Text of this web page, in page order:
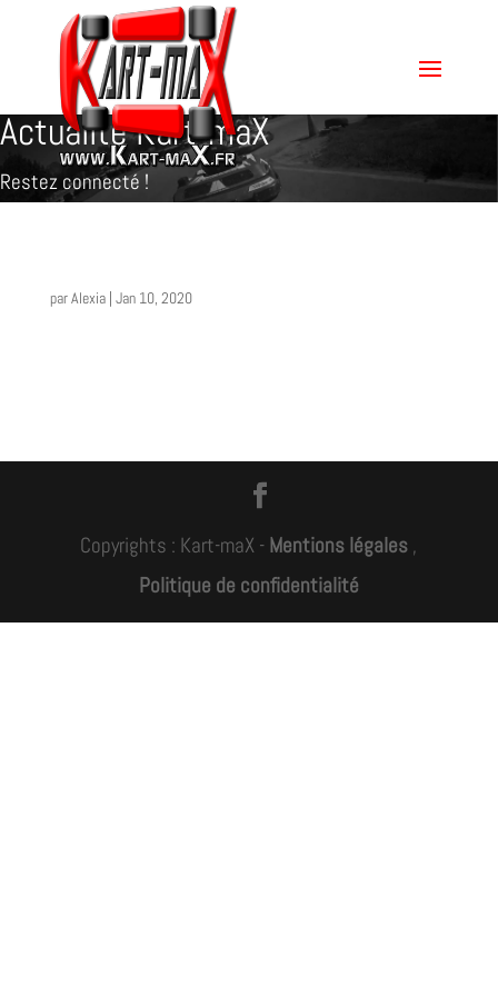
Actualité Kart-maX
Restez connecté !
parAlexia| Jan 10, 2020
Copyrights : Kart-maX - Mentions légales ,
Politique de confidentialité